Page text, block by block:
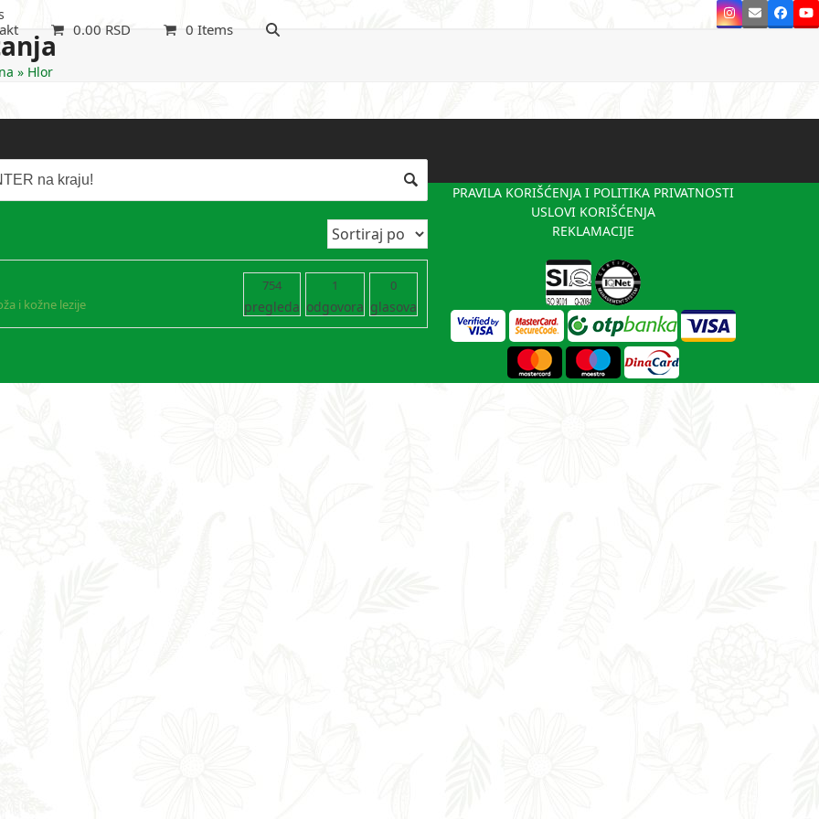
Instagram
Email
0.00 RSD 0 Items
» Hlor
i kožne lezije
754
pregleda
1
odgovora
0
glasova
PRAVILA KORIŠĆENJA I POLITIKA PRIVATNOSTI
USLOVI KORIŠĆENJA
REKLAMACIJE